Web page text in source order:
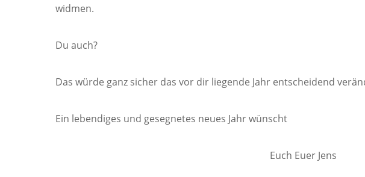
widmen.
Du auch?
Das würde ganz sicher das vor dir liegende Jahr entscheidend
Ein lebendiges und gesegnetes neues Jahr wünscht
Euch Euer Jens